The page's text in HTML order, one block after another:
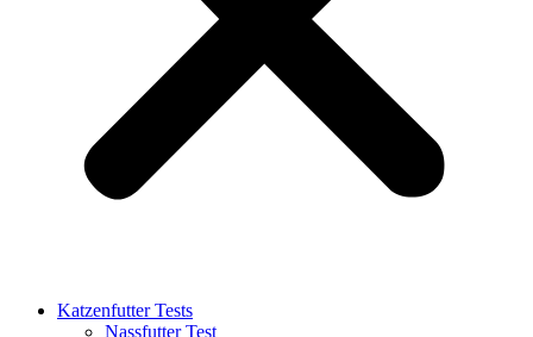
Katzenfutter Tests
Nassfutter Test